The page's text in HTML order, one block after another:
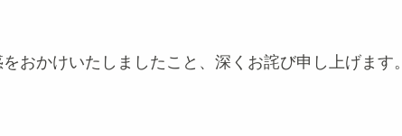
おかけいたしましたこと、深くお詫び申し上げます。